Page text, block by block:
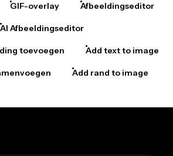
GIF-overlay Afbeeldingseditor
AI Afbeeldingseditor
toevoegen Add text to image
Add rand to image